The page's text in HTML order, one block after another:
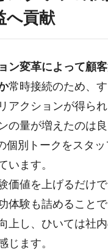
へ貢献
ン変革によって顧
常時接続のため、
アクションが得ら
の量が増えたのは良
個別トークをスタ
います。
価値を上げるだけ
体験も詰めること
上し、ひいては社
じます。